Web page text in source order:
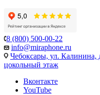
8 (800) 500-00-22
info@miraphone.ru
Чебоксары, ул.
цокольный этаж
Вконтакте
YouTube